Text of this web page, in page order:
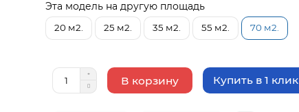
Эта модель на другую площадь
20 м2. 25 м2. 35 м2. 55 м2. 70 м2.
В корзину Купить в 1 клик